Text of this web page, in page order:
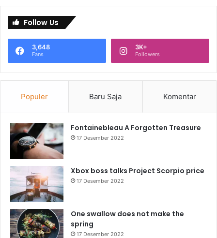
Follow Us
3,648
Fans
3K+
Followers
Populer Baru Saja Komentar
Fontainebleau A Forgotten Treasure
17 Desember 2022
Xbox boss talks Project Scorpio price
17 Desember 2022
One swallow does not make the
spring
17 Desember 2022